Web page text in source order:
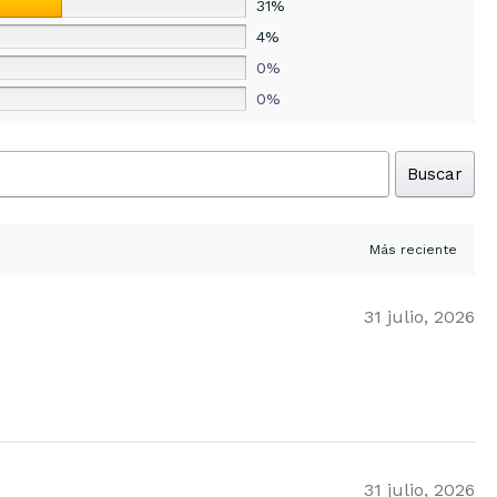
31%
4%
0%
0%
Buscar
31 julio, 2026
31 julio, 2026